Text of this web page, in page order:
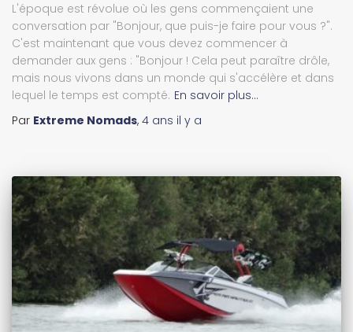
L'époque est révolue où les gens commençaient une
conversation par "Bonjour, que puis-je faire pour vous ?".
C'est maintenant que vous devez commencer à
demander aux gens : "Bonjour ! Cela peut paraître drôle,
mais nous vivons dans un monde qui s'accélère et dans
lequel le temps est compté. En savoir plus…
Par Extreme Nomads, 4 ans il y a